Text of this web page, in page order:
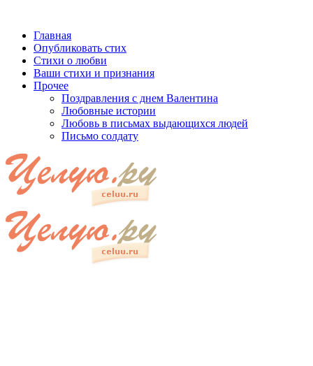
Главная
Опубликовать стих
Стихи о любви
Ваши стихи и признания
Прочее
Поздравления с днем Валентина
Любовные истории
Любовь в письмах выдающихся людей
Письмо солдату